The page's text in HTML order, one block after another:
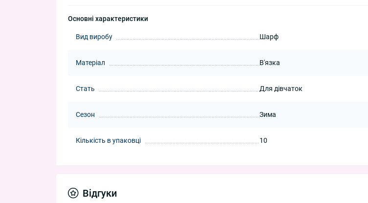
Основні характеристики
Вид виробу Шарф
Матеріал В'язка
Стать Для дівчаток
Сезон Зима
Кількість в упаковці 10
Відгуки